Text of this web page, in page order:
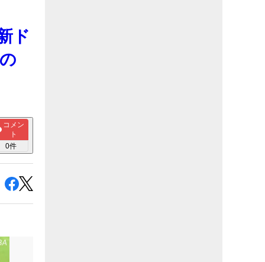
ド
コメン
ト
0件